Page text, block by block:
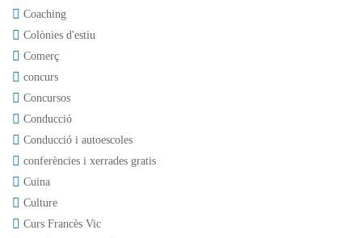
Coaching
Colònies d'estiu
Comerç
concurs
Concursos
Conducció
Conducció i autoescoles
conferències i xerrades gratis
Cuina
Culture
Curs Francès Vic